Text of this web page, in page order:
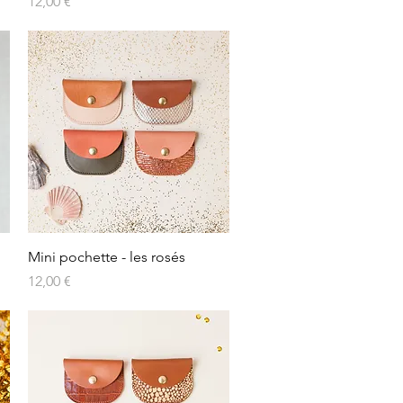
Aperçu rapide
Mini pochette - les rosés
Prix
12,00 €